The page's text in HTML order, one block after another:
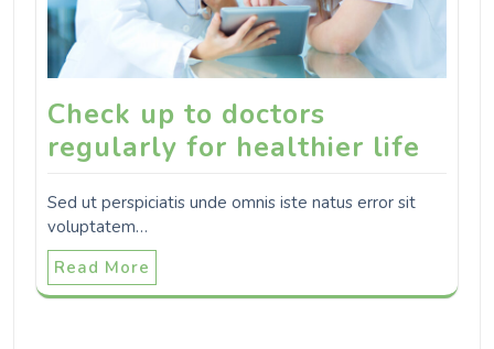
Check up to doctors
regularly for healthier life
Sed ut perspiciatis unde omnis iste natus error sit
voluptatem…
Read More